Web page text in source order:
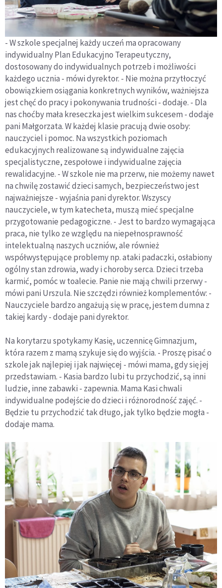
- W szkole specjalnej każdy uczeń ma opracowany
indywidualny Plan Edukacyjno Terapeutyczny,
dostosowany do indywidualnych potrzeb i możliwości
każdego ucznia - mówi dyrektor. - Nie można przytłoczyć
obowiązkiem osiągania konkretnych wyników, ważniejsza
jest chęć do pracy i pokonywania trudności - dodaje. - Dla
nas choćby mała kreseczka jest wielkim sukcesem - dodaje
pani Małgorzata. W każdej klasie pracują dwie osoby:
nauczyciel i pomoc. Na wszystkich poziomach
edukacyjnych realizowane są indywidualne zajęcia
specjalistyczne, zespołowe i indywidualne zajęcia
rewalidacyjne. - W szkole nie ma przerw, nie możemy nawet
na chwilę zostawić dzieci samych, bezpieczeństwo jest
najważniejsze - wyjaśnia pani dyrektor. Wszyscy
nauczyciele, w tym katecheta, muszą mieć specjalne
przygotowanie pedagogiczne. - Jest to bardzo wymagająca
praca, nie tylko ze względu na niepełnosprawność
intelektualną naszych uczniów, ale również
współwystępujące problemy np. ataki padaczki, osłabiony
ogólny stan zdrowia, wady i choroby serca. Dzieci trzeba
karmić, pomóc w toalecie. Panie nie mają chwili przerwy -
mówi pani Urszula. Nie szczędzi również komplementów: -
Nauczyciele bardzo angażują się w pracę, jestem dumna z
takiej kardy - dodaje pani dyrektor.
Na korytarzu spotykamy Kasię, uczennicę Gimnazjum,
która razem z mamą szykuje się do wyjścia. - Proszę pisać o
szkole jak najlepiej i jak najwięcej - mówi mama, gdy się jej
przedstawiam. - Kasia bardzo lubi tu przychodzić, są inni
ludzie, inne zabawki - zapewnia. Mama Kasi chwali
indywidualne podejście do dzieci i różnorodność zajęć. -
Będzie tu przychodzić tak długo, jak tylko będzie mogła -
dodaje mama.